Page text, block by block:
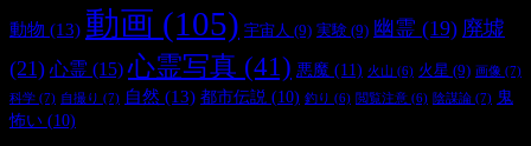
動物 (13) 動画 (105) 宇宙人 (9) 実験 (9) 幽霊 (19) 廃墟
(21) 心霊 (15) 心霊写真 (41) 悪魔 (11) 火山 (6) 火星 (9) 画像 (7)
科学 (7) 自撮り (7) 自然 (13) 都市伝説 (10) 釣り (6) 閲覧注意 (6) 陰謀論 (7) 鬼
怖い (10)